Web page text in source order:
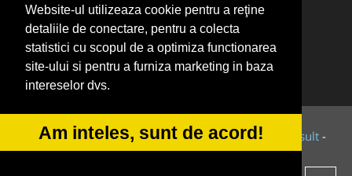
Website-ul utilizeaza cookie pentru a reţine
detaliile de conectare, pentru a colecta
statistici cu scopul de a optimiza functionarea
site-ului si pentru a furniza marketing in baza
intereselor dvs.
Am inteles, sunt de acord!
Ambalaje Romania
Cabinet-Individual.ro
CentruInchirieri.ro
Cursuri Romania
© 2014-2026 Powered byVilonMedia&Tokaido Consult -
ANPC SOL